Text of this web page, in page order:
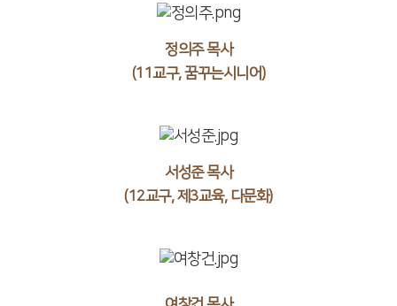
정의주 목사
(11교구, 꿈꾸는시니어)
서성준 목사
(12교구, 제3교육, 다문화)